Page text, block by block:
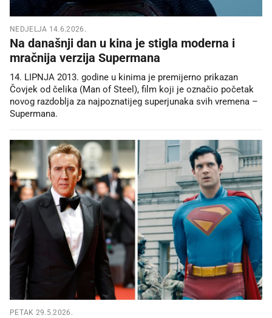
NEDJELJA 14.6.2026.
Na današnji dan u kina je stigla moderna i
mračnija verzija Supermana
14. LIPNJA 2013. godine u kinima je premijerno prikazan
Čovjek od čelika (Man of Steel), film koji je označio početak
novog razdoblja za najpoznatijeg superjunaka svih vremena –
Supermana.
PETAK 29.5.2026.